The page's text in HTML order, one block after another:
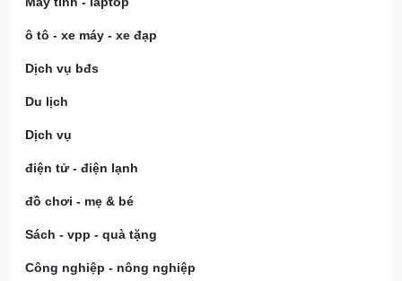
ô tô - xe máy - xe đạp
Dịch vụ bđs
Du lịch
Dịch vụ
điện tử - điện lạnh
đồ chơi - mẹ & bé
Sách - vpp - quà tặng
Công nghiệp - nông nghiệp